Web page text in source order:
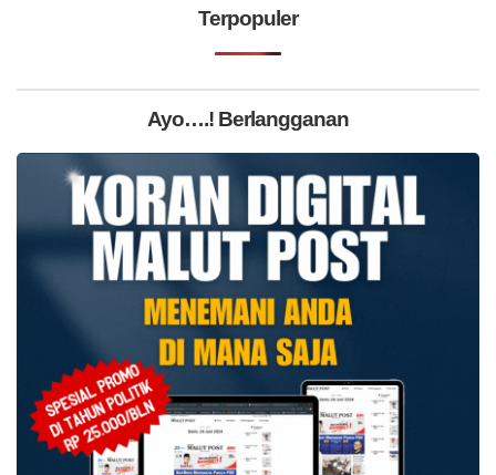
Terpopuler
Ayo….! Berlangganan